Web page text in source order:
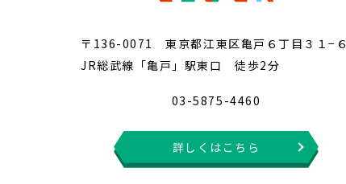
〒136-0071 東京都江東区亀戸６丁目３１−６
JR総武線「亀戸」駅東口 徒歩2分
03-5875-4460
詳しくはこちら